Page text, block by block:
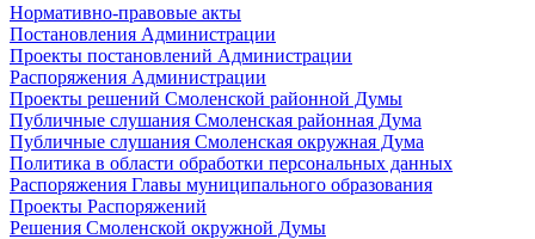
Нормативно-правовые акты
Постановления Администрации
Проекты постановлений Администрации
Распоряжения Администрации
Проекты решений Смоленской районной Думы
Публичные слушания Смоленская районная Дума
Публичные слушания Смоленская окружная Дума
Политика в области обработки персональных данных
Распоряжения Главы муниципального образования
Проекты Распоряжений
Решения Смоленской окружной Думы